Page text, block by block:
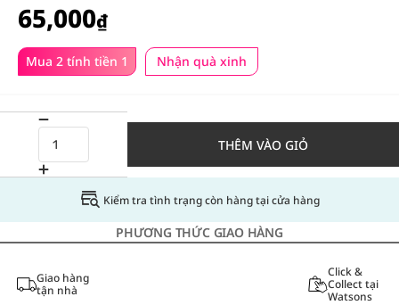
Mua 2 tính tiền 1 Nhận quà xinh
65,000₫
THÊM VÀO GIỎ
Kiểm tra tình trạng còn hàng tại cửa hàng
PHƯƠNG THỨC GIAO HÀNG
Giao hàng
tận nhà
Click &
Collect tại
Watsons